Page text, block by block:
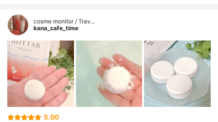
cosme monitor / Trav…
kana_cafe_time
5.00